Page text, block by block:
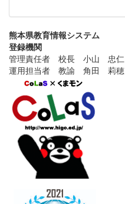
熊本県教育情報システム
登録機関
管理責任者 校長 小山 忠仁
運用担当者 教諭 角田 莉穂